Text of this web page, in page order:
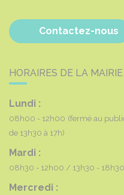
Contactez-nous
HORAIRES DE LA MAIRIE
Lundi :
08h00 - 12h00 (fermé au
de 13h30 à 17h)
Mardi :
08h30 - 12h00 13h30 - 18h30
Mercredi :